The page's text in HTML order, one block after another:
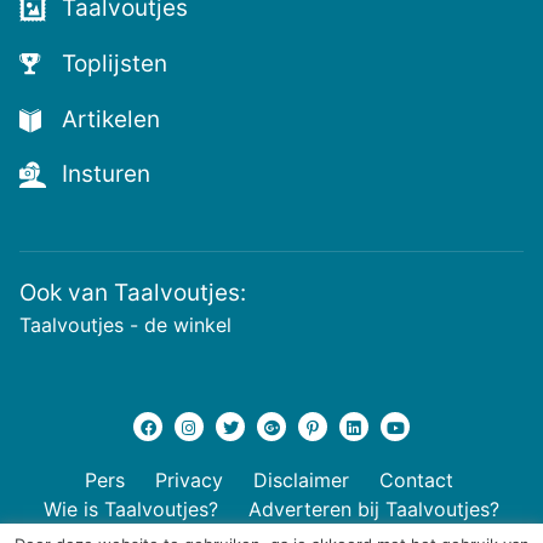
nieuwste
voutjes
en
de
voutste
nieuwtjes!
Taalvoutjes
Toplijsten
Artikelen
Insturen
Ook van Taalvoutjes:
Taalvoutjes - de winkel
Pers Privacy Disclaimer
Contact
Wie is Taalvoutjes?
Adverteren bij Taalvoutjes?